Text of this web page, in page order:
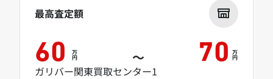
最高査定額
60 万
円 ～ 70 万
円
ガリバー関東買取センター1